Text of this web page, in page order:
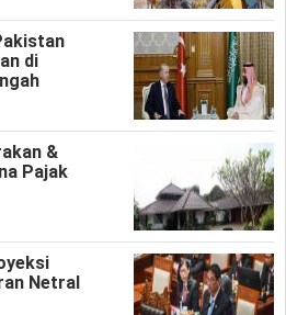
di
&
Pajak
Netral